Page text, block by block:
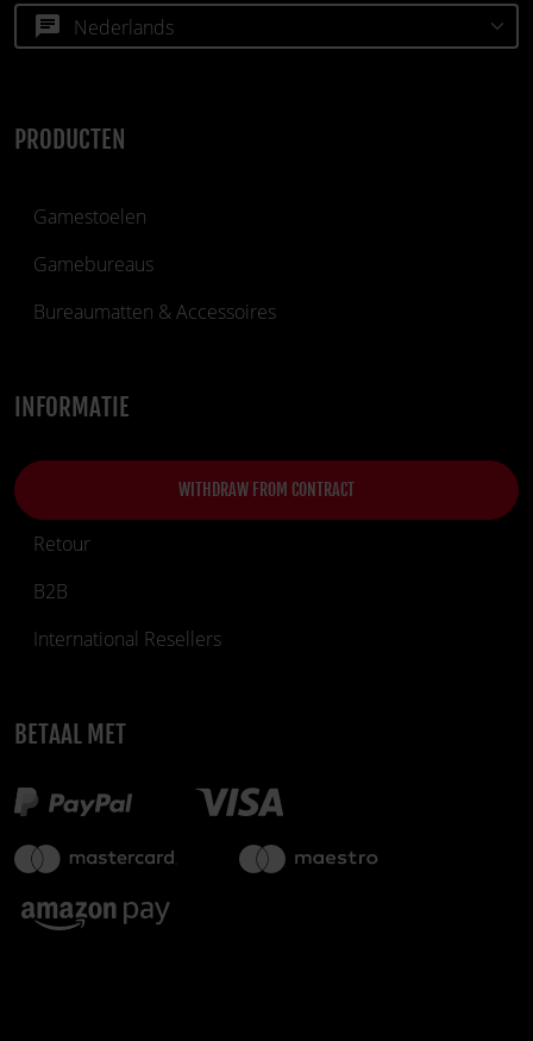
PRODUCTEN
Gamestoelen
Gamebureaus
Bureaumatten & Accessoires
INFORMATIE
WITHDRAW FROM CONTRACT
Retour
B2B
International Resellers
BETAAL MET
chat